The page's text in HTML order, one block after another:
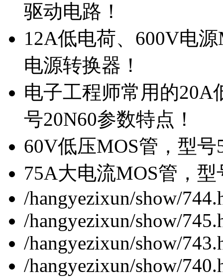
驱动电路！
12A低电荷、600V电
电源转换器！
电子工程师常用的20A
号20N60参数特点！
60V低压MOS管，型
75A大电流MOS管，
/hangyezixun/show/
/hangyezixun/show/
/hangyezixun/show/
/hangyezixun/show/